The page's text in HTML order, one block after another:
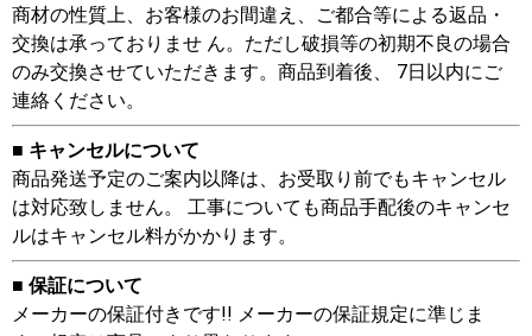
商材の性質上、お客様のお間違え、ご都合等による返品・
交換は承っておりませ ん。ただし破損等の初期不良の場合
のみ交換させていただきます。商品到着後、 7日以内にご
連絡ください。
■ キャンセルについて
商品発送予定のご案内以降は、お受取り前でもキャンセル
は対応致しません。 工事についても商品手配後のキャンセ
ルはキャンセル料がかかります。
■ 保証について
メーカーの保証付きです!! メーカーの保証規定に準じま